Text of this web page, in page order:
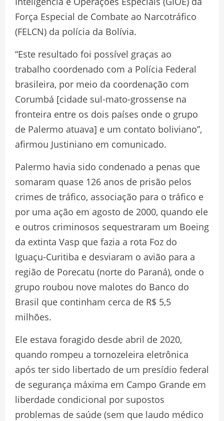
Força Especial de Combate ao Narcotráfico
(FELCN) da polícia da Bolívia.
“Este resultado foi possível graças ao
trabalho coordenado com a Polícia Federal
brasileira, por meio da coordenação com
Corumbá [cidade sul-mato-grossense na
fronteira entre os dois países onde o grupo
de Palermo atuava] e um contato boliviano”,
afirmou Justiniano em comunicado.
Palermo havia sido condenado a penas que
somaram quase 126 anos de prisão pelos
crimes de tráfico, associação para o tráfico e
por uma ação em agosto de 2000, quando ele
e outros criminosos sequestraram um Boeing
da extinta Vasp que fazia a rota Foz do
Iguaçu-Curitiba e desviaram o avião para a
região de Porecatu (norte do Paraná), onde o
grupo roubou nove malotes do Banco do
Brasil que continham cerca de R$ 5,5
milhões.
Ele estava foragido desde abril de 2020,
quando rompeu a tornozeleira eletrônica
após ter sido libertado de um presídio federal
de segurança máxima em Campo Grande em
liberdade condicional por supostos
problemas de saúde (sem que laudo médico